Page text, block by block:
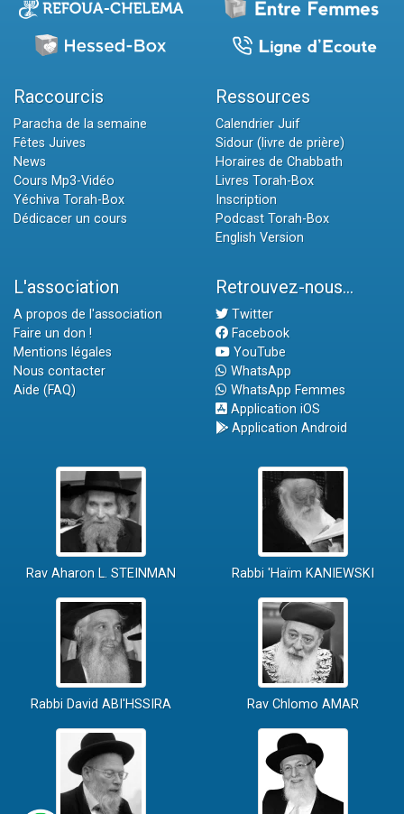
Raccourcis
Paracha de la semaine
Fêtes Juives
News
Cours Mp3-Vidéo
Yéchiva Torah-Box
Dédicacer un cours
Ressources
Calendrier Juif
Sidour (livre de prière)
Horaires de Chabbath
Livres Torah-Box
Inscription
Podcast Torah-Box
English Version
L'association
A propos de l'association
Faire un don !
Mentions légales
Nous contacter
Aide (FAQ)
Retrouvez-nous...
Twitter
Facebook
YouTube
WhatsApp
WhatsApp Femmes
Application iOS
Application Android
Rav Aharon L. STEINMAN Rabbi 'Haïm KANIEWSKI
Rabbi David ABI'HSSIRA Rav Chlomo AMAR